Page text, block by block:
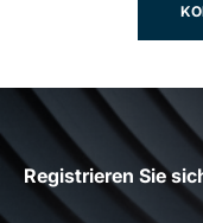
Registrieren Sie